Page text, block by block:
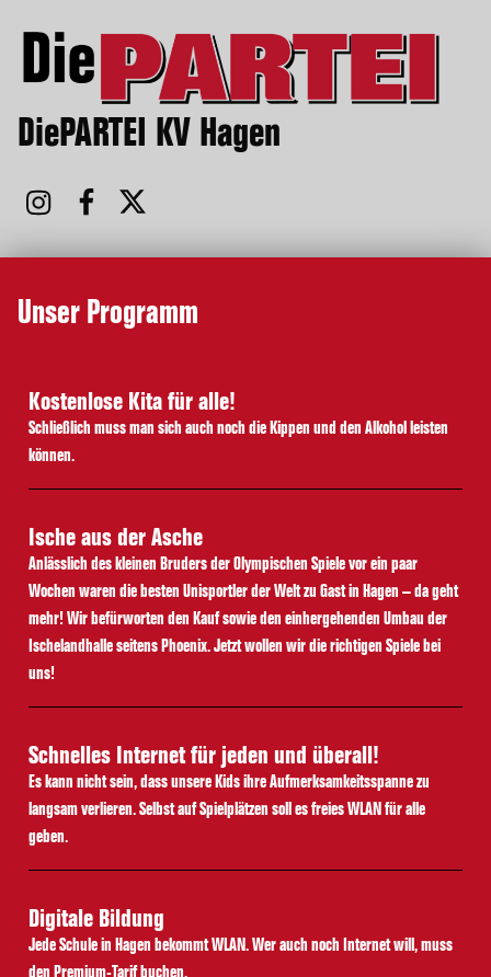
DiePARTEI KV Hagen
Unser Programm
Kostenlose Kita für alle!
Schließlich muss man sich auch noch die Kippen und den Alkohol leisten
können.
Ische aus der Asche
Anlässlich des kleinen Bruders der Olympischen Spiele vor ein paar
Wochen waren die besten Unisportler der Welt zu Gast in Hagen – da geht
mehr! Wir befürworten den Kauf sowie den einhergehenden Umbau der
Ischelandhalle seitens Phoenix. Jetzt wollen wir die richtigen Spiele bei
uns!
Schnelles Internet für jeden und überall!
Es kann nicht sein, dass unsere Kids ihre Aufmerksamkeitsspanne zu
langsam verlieren. Selbst auf Spielplätzen soll es freies WLAN für alle
geben.
Digitale Bildung
Jede Schule in Hagen bekommt WLAN. Wer auch noch Internet will, muss